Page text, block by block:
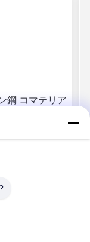
鋼 コマテリア